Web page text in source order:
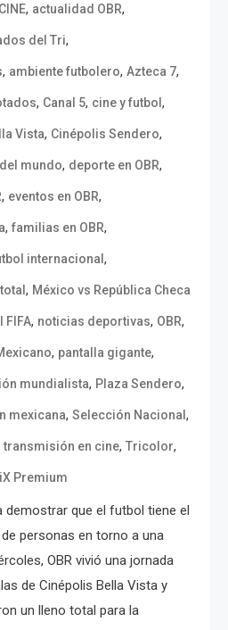
, actualidad OBR,
del Tri,
, ambiente futbolero, Azteca 7,
, Canal 5, cine y futbol ,
Vista, Cinépolis Sendero,
mundo, deporte en OBR,
, eventos en OBR,
, familias en OBR,
internacional ,
, México vs República Checa
FIFA, noticias deportivas, OBR,
, pantalla gigante,
mundialista, Plaza Sendero,
mexicana, Selección Nacional ,
transmisión en cine, Tricolor,
Premium
demostrar que el futbol tiene el
personas en torno a una
OBR vivió una jornada
de Cinépolis Bella Vista y
un lleno total para la